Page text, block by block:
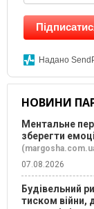
Надано
НОВИНИ
Ментальне
зберегти
07.08.2026
Будівельний
тиском війни,